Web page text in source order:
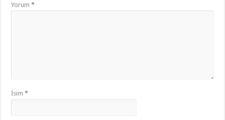
Yorum*
İsim*